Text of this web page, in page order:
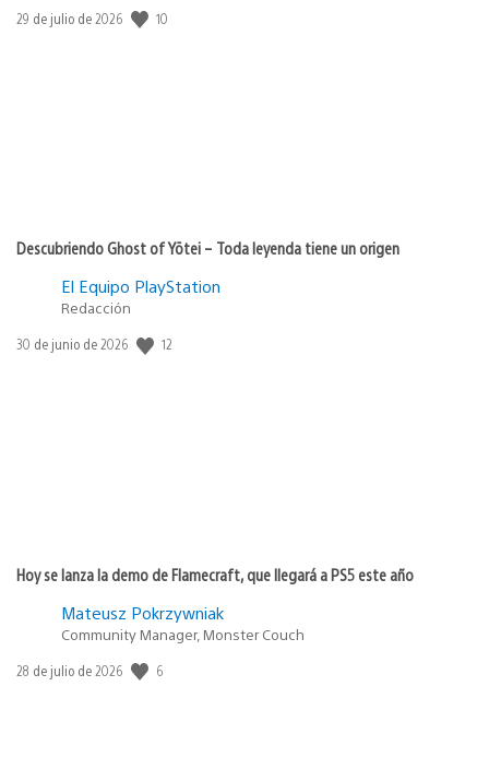
Fecha
29 de julio de 2026 10
Descubriendo Ghost of Yōtei – Toda leyenda tiene un origen
El Equipo PlayStation
Redacción
Fecha
30 de junio de 2026 12
Hoy se lanza la demo de Flamecraft, que llegará a PS5 este año
Mateusz Pokrzywniak
Community Manager, Monster Couch
Fecha
28 de julio de 2026 6